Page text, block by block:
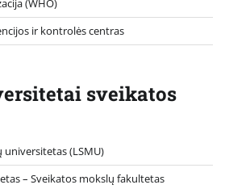
(WHO)
ir kontrolės centras
sveikatos
(LSMU)
– Sveikatos mokslų fakultetas